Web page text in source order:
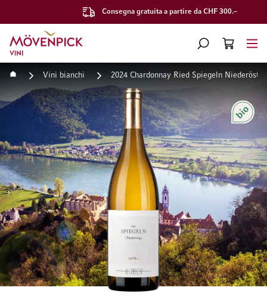
Consegna gratuita a partire da CHF 300.–
Vai alla Home Page
CERCA
CART
Home Vini bianchi 2024 Chardonnay Ried Spiegeln
Bio
Vai alla fine della galleria di immagini